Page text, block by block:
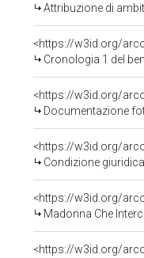
Attribuzione di
<https://w3id.org/
Cronologia 1 del
Documentazione
Condizione
<https://w3id.org/
Madonna Che
<https://w3id.org/